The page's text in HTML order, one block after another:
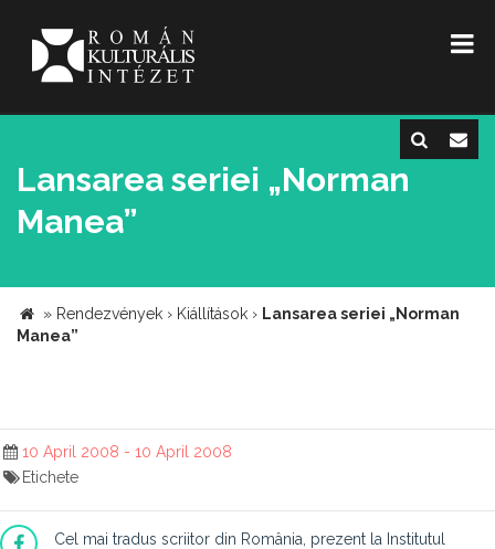
Lansarea seriei „Norman
Manea”
» Rendezvények › Kiállítások › Lansarea seriei „Norman
Manea”
10 April 2008 - 10 April 2008
Etichete
Cel mai tradus scriitor din România, prezent la Institutul